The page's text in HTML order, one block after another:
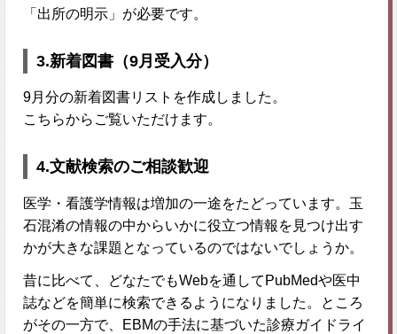
「出所の明示」が必要です。
3.新着図書（9月受入分）
9月分の新着図書リストを作成しました。
こちらからご覧いただけます。
4.文献検索のご相談歓迎
医学・看護学情報は増加の一途をたどっています。玉
石混淆の情報の中からいかに役立つ情報を見つけ出す
かが大きな課題となっているのではないでしょうか。
昔に比べて、どなたでもWebを通してPubMedや医中
誌などを簡単に検索できるようになりました。ところ
がその一方で、EBMの手法に基づいた診療ガイドライ